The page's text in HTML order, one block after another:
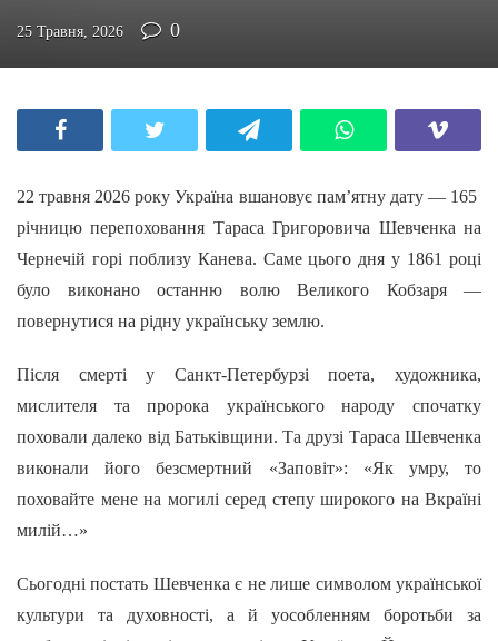
25 Травня, 2026 0
22 травня 2026 року Україна вшановує пам’ятну дату — 165
річницю перепоховання Тараса Григоровича Шевченка на
Чернечій горі поблизу Канева. Саме цього дня у 1861 році
було виконано останню волю Великого Кобзаря —
повернутися на рідну українську землю.
Після смерті у Санкт-Петербурзі поета, художника,
мислителя та пророка українського народу спочатку
поховали далеко від Батьківщини. Та друзі Тараса Шевченка
виконали його безсмертний «Заповіт»: «Як умру, то
поховайте мене на могилі серед степу широкого на Вкраїні
милій…»
Сьогодні постать Шевченка є не лише символом української
культури та духовності, а й уособленням боротьби за